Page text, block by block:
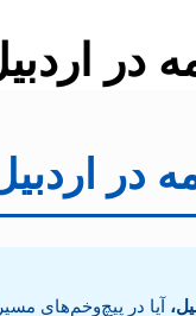
در
در
آیا در پیچ‌وخم‌های